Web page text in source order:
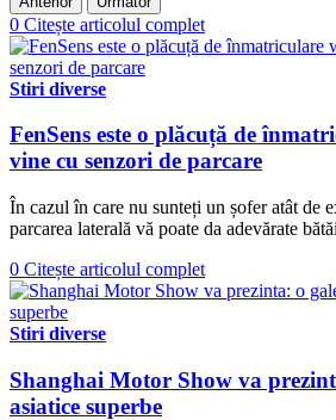
0 Citește articolul complet
Stiri diverse
FenSens este o plăcuță de
vine cu senzori de parcare
În cazul în care nu sunteți un șofer atât de
parcarea laterală vă poate da adevărate
0 Citește articolul complet
Stiri diverse
Shanghai Motor Show va
asiatice superbe